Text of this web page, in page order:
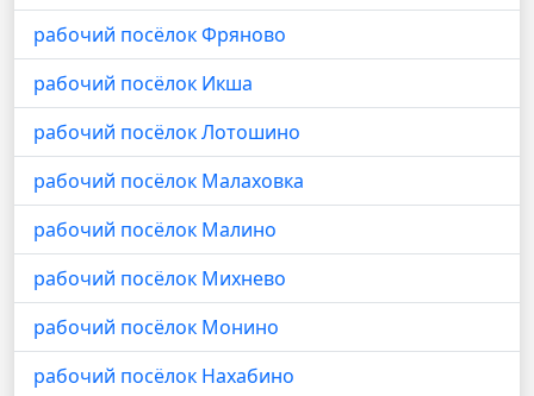
рабочий посёлок Фряново
рабочий посёлок Икша
рабочий посёлок Лотошино
рабочий посёлок Малаховка
рабочий посёлок Малино
рабочий посёлок Михнево
рабочий посёлок Монино
рабочий посёлок Нахабино